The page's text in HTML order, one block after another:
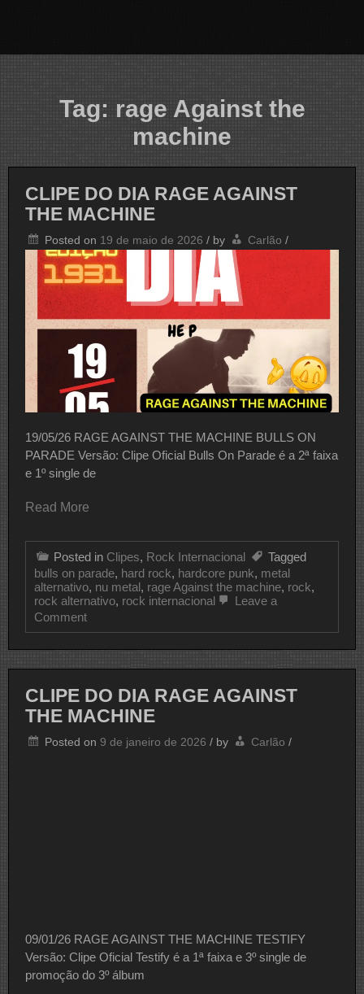
Tag: rage Against the
machine
CLIPE DO DIA RAGE AGAINST
THE MACHINE
Posted on 19 de maio de 2026 / by Carlão /
19/05/26 RAGE AGAINST THE MACHINE BULLS ON
PARADE Versão: Clipe Oficial Bulls On Parade é a 2ª faixa
e 1º single de
Read More
Posted in Clipes, Rock Internacional
Tagged
bulls on parade, hard rock, hardcore punk, metal
alternativo, nu metal, rage Against the machine, rock,
rock alternativo, rock internacional
Leave a
Commenton
CLIPE
RAGE
THE
MACHINE
CLIPE DO DIA RAGE AGAINST
THE MACHINE
Posted on 9 de janeiro de 2026 / by Carlão /
09/01/26 RAGE AGAINST THE MACHINE TESTIFY
Versão: Clipe Oficial Testify é a 1ª faixa e 3º single de
promoção do 3º álbum